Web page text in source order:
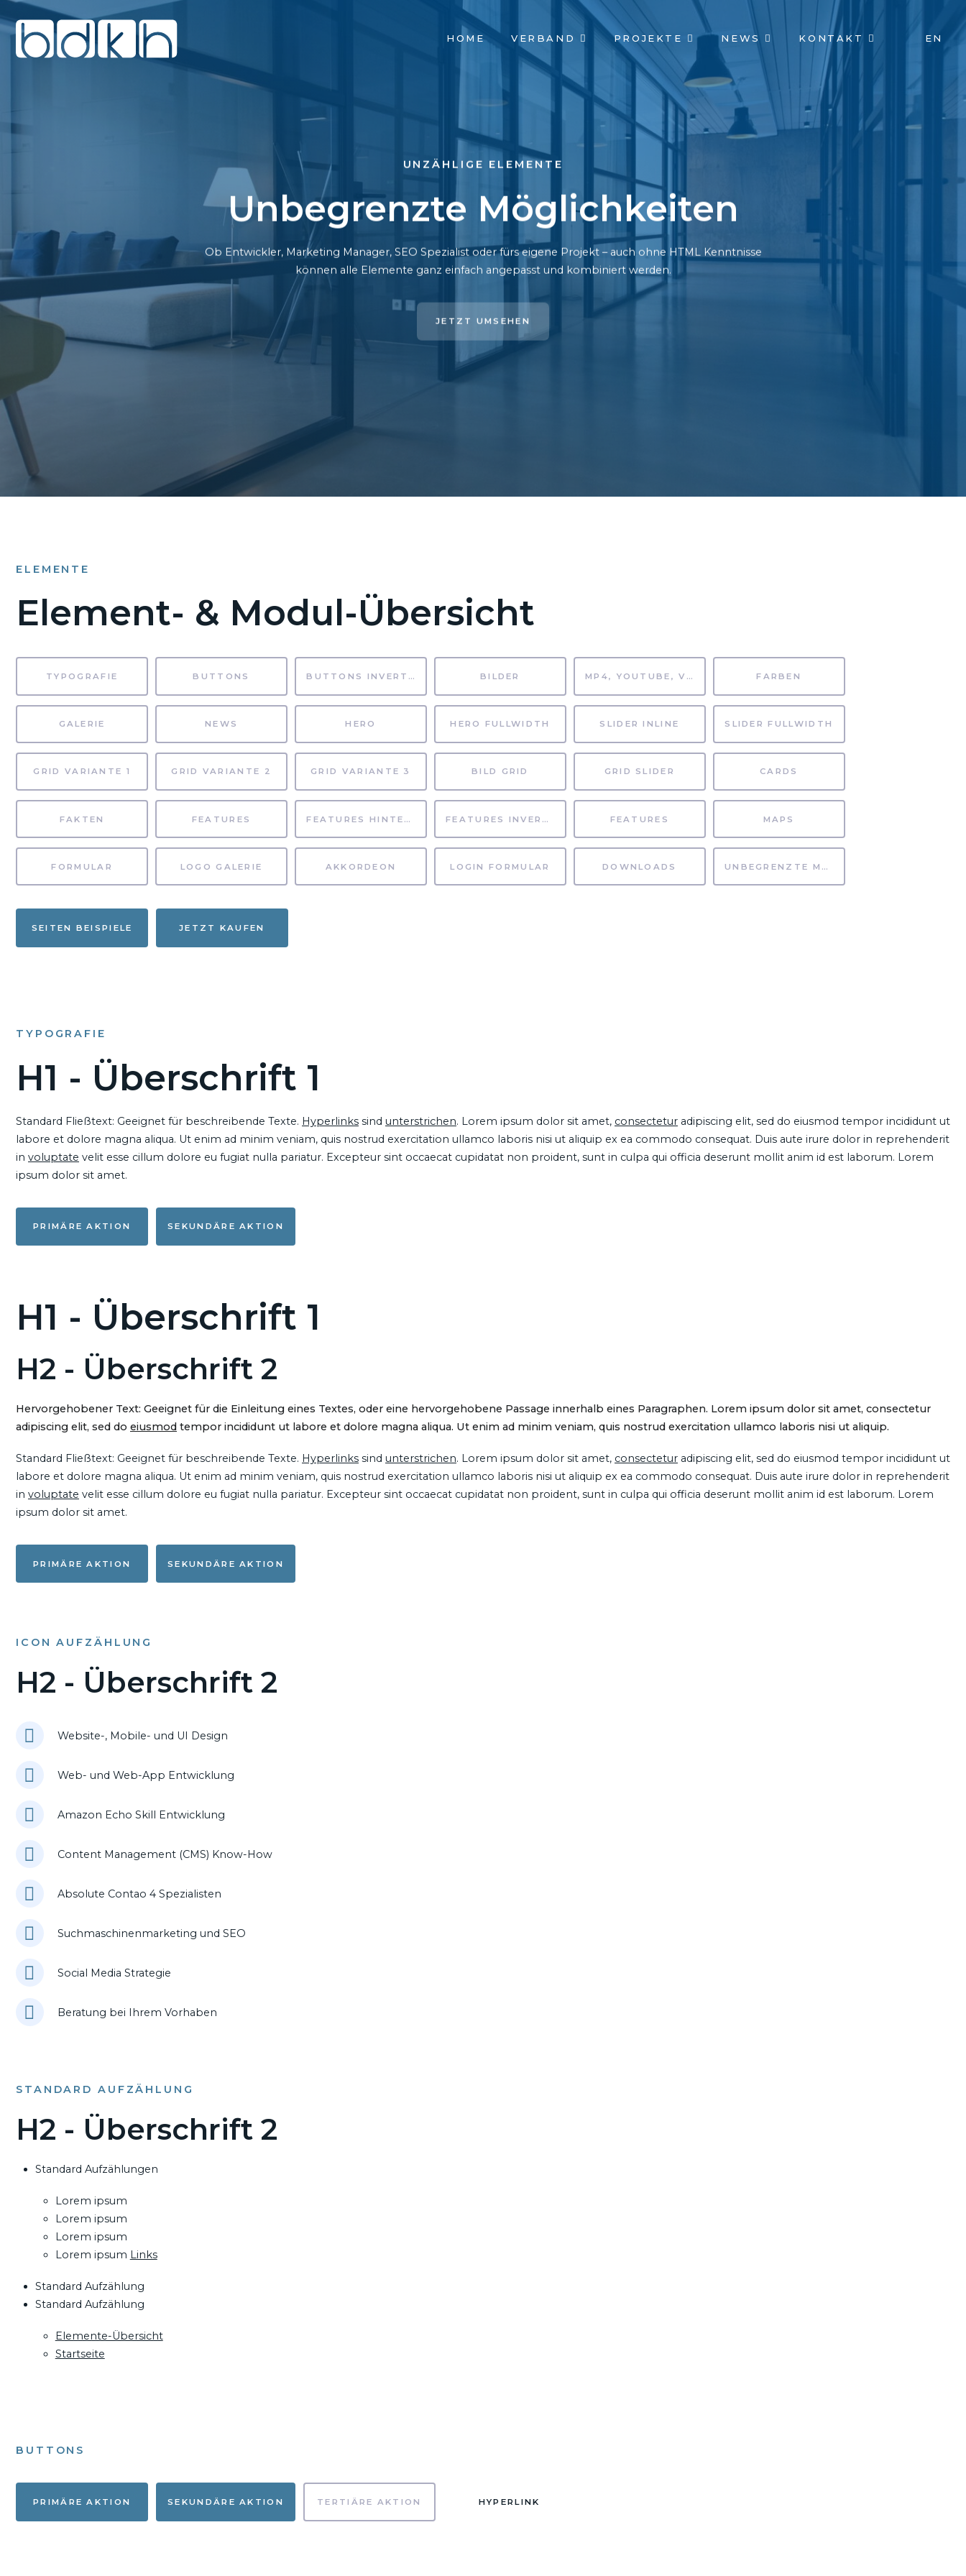
NAVIGATION
ÜBERSPRINGEN
HOME VERBAND PROJEKTE NEWS KONTAKT EN
UNZÄHLIGE ELEMENTE
Unbegrenzte Möglichkeiten
Ob Entwickler, Marketing Manager, SEO Spezialist oder fürs eigene Projekt – auch ohne HTML Kenntnisse
können alle Elemente ganz einfach angepasst und kombiniert werden.
JETZT UMSEHEN
ELEMENTE
Element- & Modul-Übersicht
TYPOGRAFIE BUTTONS BUTTONS INVERTIERT BILDER MP4, YOUTUBE, VIMEO FARBEN
GALERIE NEWS HERO HERO FULLWIDTH SLIDER INLINE SLIDER FULLWIDTH
GRID VARIANTE 1 GRID VARIANTE 2 GRID VARIANTE 3 BILD GRID GRID SLIDER CARDS
FAKTEN FEATURES FEATURES HINTERGRUND FEATURES INVERTIERT FEATURES MAPS
FORMULAR LOGO GALERIE AKKORDEON LOGIN FORMULAR DOWNLOADS UNBEGRENZTE MÖGLICHKEITEN
SEITEN BEISPIELE JETZT KAUFEN
TYPOGRAFIE
H1 - Überschrift 1
Standard Fließtext: Geeignet für beschreibende Texte. Hyperlinks sind unterstrichen. Lorem ipsum dolor sit amet, consectetur adipiscing elit, sed do eiusmod tempor incididunt ut
labore et dolore magna aliqua. Ut enim ad minim veniam, quis nostrud exercitation ullamco laboris nisi ut aliquip ex ea commodo consequat. Duis aute irure dolor in reprehenderit
in voluptate velit esse cillum dolore eu fugiat nulla pariatur. Excepteur sint occaecat cupidatat non proident, sunt in culpa qui officia deserunt mollit anim id est laborum. Lorem
ipsum dolor sit amet.
PRIMÄRE AKTION SEKUNDÄRE AKTION
H1 - Überschrift 1
H2 - Überschrift 2
Hervorgehobener Text: Geeignet für die Einleitung eines Textes, oder eine hervorgehobene Passage innerhalb eines Paragraphen. Lorem ipsum dolor sit amet, consectetur
adipiscing elit, sed do eiusmod tempor incididunt ut labore et dolore magna aliqua. Ut enim ad minim veniam, quis nostrud exercitation ullamco laboris nisi ut aliquip.
Standard Fließtext: Geeignet für beschreibende Texte. Hyperlinks sind unterstrichen. Lorem ipsum dolor sit amet, consectetur adipiscing elit, sed do eiusmod tempor incididunt ut
labore et dolore magna aliqua. Ut enim ad minim veniam, quis nostrud exercitation ullamco laboris nisi ut aliquip ex ea commodo consequat. Duis aute irure dolor in reprehenderit
in voluptate velit esse cillum dolore eu fugiat nulla pariatur. Excepteur sint occaecat cupidatat non proident, sunt in culpa qui officia deserunt mollit anim id est laborum. Lorem
ipsum dolor sit amet.
PRIMÄRE AKTION SEKUNDÄRE AKTION
ICON AUFZÄHLUNG
H2 - Überschrift 2
Website-, Mobile- und UI Design
Web- und Web-App Entwicklung
Amazon Echo Skill Entwicklung
Content Management (CMS) Know-How
Absolute Contao 4 Spezialisten
Suchmaschinenmarketing und SEO
Social Media Strategie
Beratung bei Ihrem Vorhaben
STANDARD AUFZÄHLUNG
H2 - Überschrift 2
Standard Aufzählungen
Lorem ipsum
Lorem ipsum
Lorem ipsum
Lorem ipsum Links
Standard Aufzählung
Standard Aufzählung
Elemente-Übersicht
Startseite
BUTTONS
PRIMÄRE AKTION SEKUNDÄRE AKTION TERTIÄRE AKTION HYPERLINK